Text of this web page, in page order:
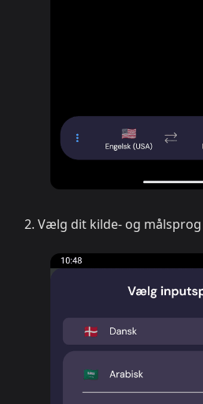
Vælg dit kilde- og målsprog